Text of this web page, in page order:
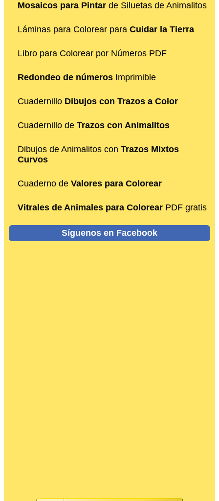
Mosaicos para Pintar de Siluetas de Animalitos
Láminas para Colorear para Cuidar la Tierra
Libro para Colorear por Números PDF
Redondeo de números Imprimible
Cuadernillo Dibujos con Trazos a Color
Cuadernillo de Trazos con Animalitos
Dibujos de Animalitos con Trazos Mixtos
Curvos
Cuaderno de Valores para Colorear
Vitrales de Animales para Colorear PDF gratis
Síguenos en Facebook